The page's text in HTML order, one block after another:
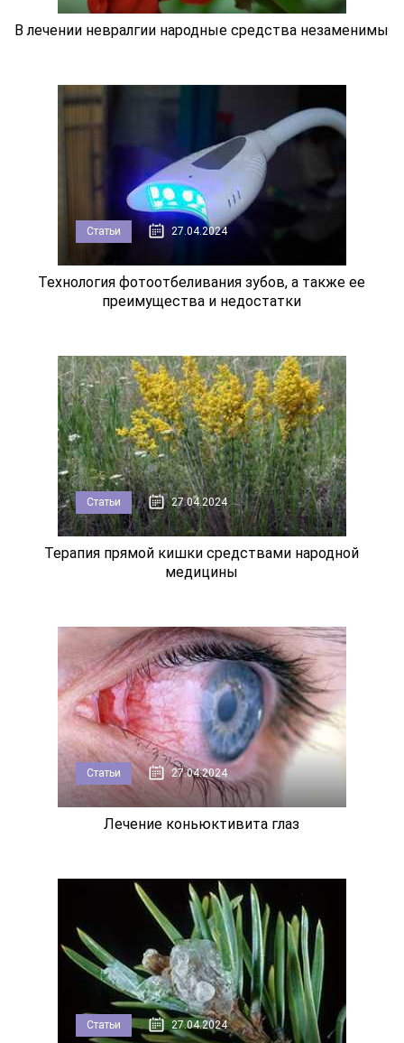
В лечении невралгии народные средства незаменимы
Статьи 27.04.2024
Технология фотоотбеливания зубов, а также ее
преимущества и недостатки
Статьи 27.04.2024
Терапия прямой кишки средствами народной
медицины
Статьи 27.04.2024
Лечение коньюктивита глаз
Статьи 27.04.2024